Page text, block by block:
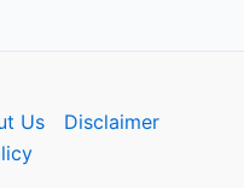
Us
Disclaimer